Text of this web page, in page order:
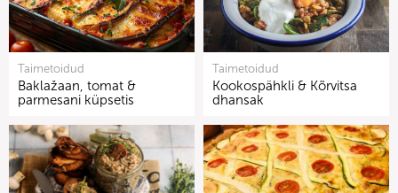
Taimetoidud
Baklažaan, tomat &
parmesani küpsetis
Taimetoidud
Kookospähkli & Kõrvitsa
dhansak